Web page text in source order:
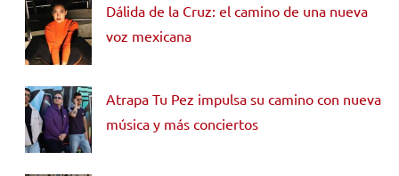
Dálida de la Cruz: el camino de una nueva
voz mexicana
Atrapa Tu Pez impulsa su camino con nueva
música y más conciertos